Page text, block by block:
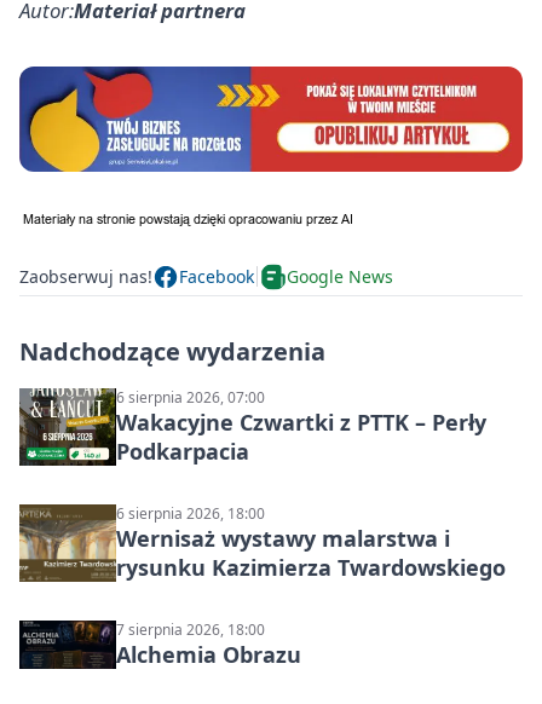
Autor:Materiał partnera
Zaobserwuj nas! Facebook Google News
Nadchodzące wydarzenia
6 sierpnia 2026, 07:00
Wakacyjne Czwartki z PTTK – Perły
Podkarpacia
6 sierpnia 2026, 18:00
Wernisaż wystawy malarstwa i
rysunku Kazimierza Twardowskiego
7 sierpnia 2026, 18:00
Alchemia Obrazu